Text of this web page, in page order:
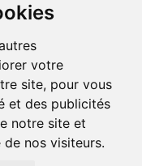
votre
site, pour vous
et des publicités
notre site et
nos visiteurs.
reservés.